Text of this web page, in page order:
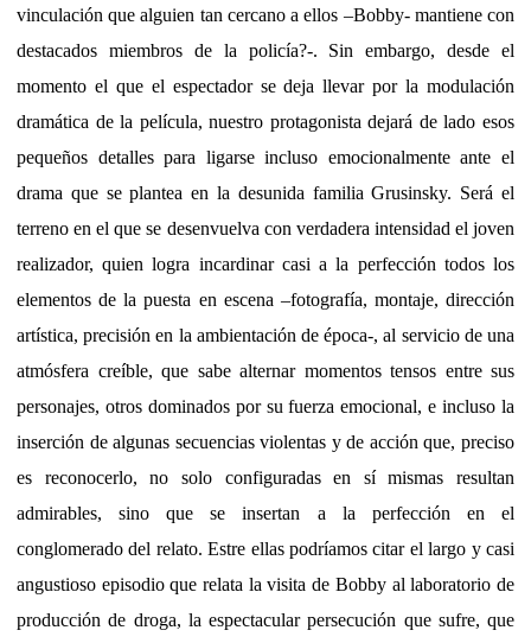
vinculación que alguien tan cercano a ellos –Bobby- mantiene con
destacados miembros de la policía?-. Sin embargo, desde el
momento el que el espectador se deja llevar por la modulación
dramática de la película, nuestro protagonista dejará de lado esos
pequeños detalles para ligarse incluso emocionalmente ante el
drama que se plantea en la desunida familia Grusinsky. Será el
terreno en el que se desenvuelva con verdadera intensidad el joven
realizador, quien logra incardinar casi a la perfección todos los
elementos de la puesta en escena –fotografía, montaje, dirección
artística, precisión en la ambientación de época-, al servicio de una
atmósfera creíble, que sabe alternar momentos tensos entre sus
personajes, otros dominados por su fuerza emocional, e incluso la
inserción de algunas secuencias violentas y de acción que, preciso
es reconocerlo, no solo configuradas en sí mismas resultan
admirables, sino que se insertan a la perfección en el
conglomerado del relato. Estre ellas podríamos citar el largo y casi
angustioso episodio que relata la visita de Bobby al laboratorio de
producción de droga, la espectacular persecución que sufre, que